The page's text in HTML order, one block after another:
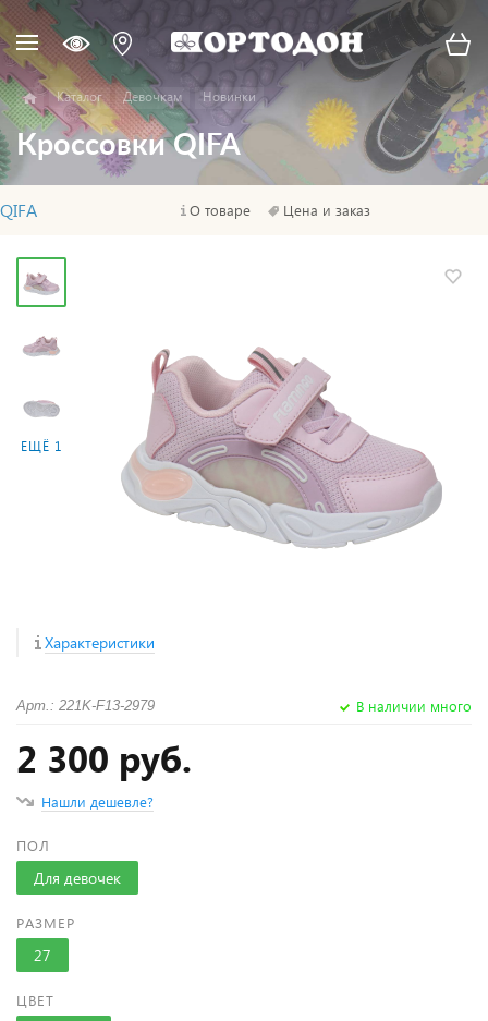
Каталог Девочкам Новинки
Кроссовки QIFA
QIFA О товаре Цена и заказ
ЕЩЁ 1
Характеристики
Арт.: 221K-F13-2979 В наличии много
2 300 руб.
Нашли дешевле?
ПОЛ
Для девочек
РАЗМЕР
27
ЦВЕТ